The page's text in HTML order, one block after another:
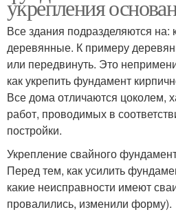
укрепления
Все здания подразделяются
деревянные. К примеру
или передвинуть. Это
как укрепить фундамент
Все дома отличаются цоколем,
работ, проводимых в
постройки.
Укрепление свайного
Перед тем, как усилить
какие неисправности имеют
провалились, изменили форму).